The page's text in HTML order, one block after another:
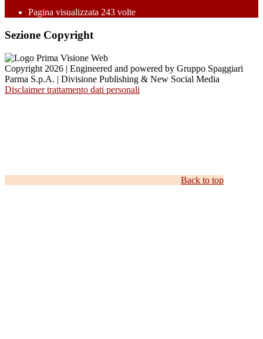
Pagina visualizzata 243 volte
Sezione Copyright
Copyright 2026 | Engineered and powered by Gruppo Spaggiari
Parma S.p.A. | Divisione Publishing & New Social Media
Disclaimer trattamento dati personali
Back to top